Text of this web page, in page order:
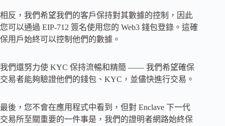
相反，我們希望我們的客戶保持對其數據的控制，因此
您可以通過 EIP-712 簽名使用您的 Web3 錢包登錄。這確
保用戶始終可以控制他們的數據。
我們還努力使 KYC 保持流暢和精簡 —— 我們希望確保
交易者能夠驗證他們的錢包、KYC，並儘快進行交易。
最後，您不會在應用程式中看到，但對 Enclave 下一代
交易所至關重要的一件事是，我們的證明者網路始終保